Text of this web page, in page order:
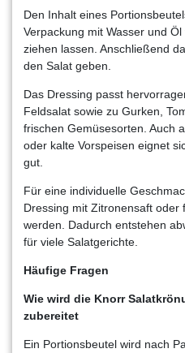
Den Inhalt eines
Verpackung mit Wasser und
ziehen lassen. Anschließend
den Salat geben.
Das Dressing passt
Feldsalat sowie zu Gurken,
frischen Gemüsesorten. Auch
oder kalte Vorspeisen eignet
gut.
Für eine individuelle
Dressing mit Zitronensaft oder
werden. Dadurch entstehen
für viele Salatgerichte.
Häufige Fragen
Wie wird die Knorr
zubereitet
Ein Portionsbeutel wird nach